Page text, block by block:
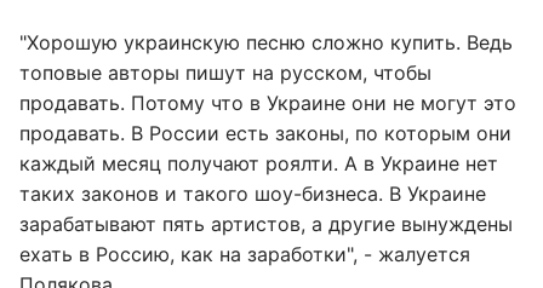
"Хорошую украинскую песню сложно купить. Ведь
топовые авторы пишут на русском, чтобы
продавать. Потому что в Украине они не могут это
продавать. В России есть законы, по которым они
каждый месяц получают роялти. А в Украине нет
таких законов и такого шоу-бизнеса. В Украине
зарабатывают пять артистов, а другие вынуждены
ехать в Россию, как на заработки", - жалуется